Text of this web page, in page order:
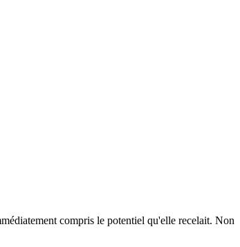
compris le potentiel qu'elle recelait. Non